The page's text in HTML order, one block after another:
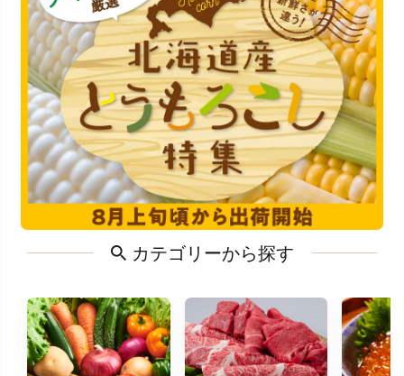
カテゴリーから探す